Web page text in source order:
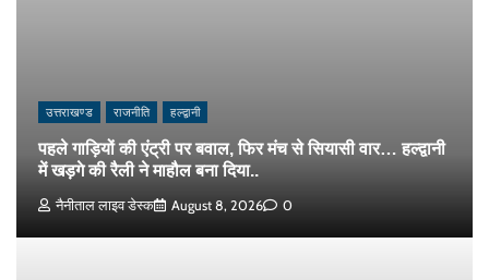
उत्तराखण्ड राजनीति हल्द्वानी
पहले गाड़ियों की एंट्री पर बवाल, फिर मंच से सियासी वार… हल्द्वानी
में खड़गे की रैली ने माहौल बना दिया..
नैनीताल लाइव डेस्क August 8, 2026 0